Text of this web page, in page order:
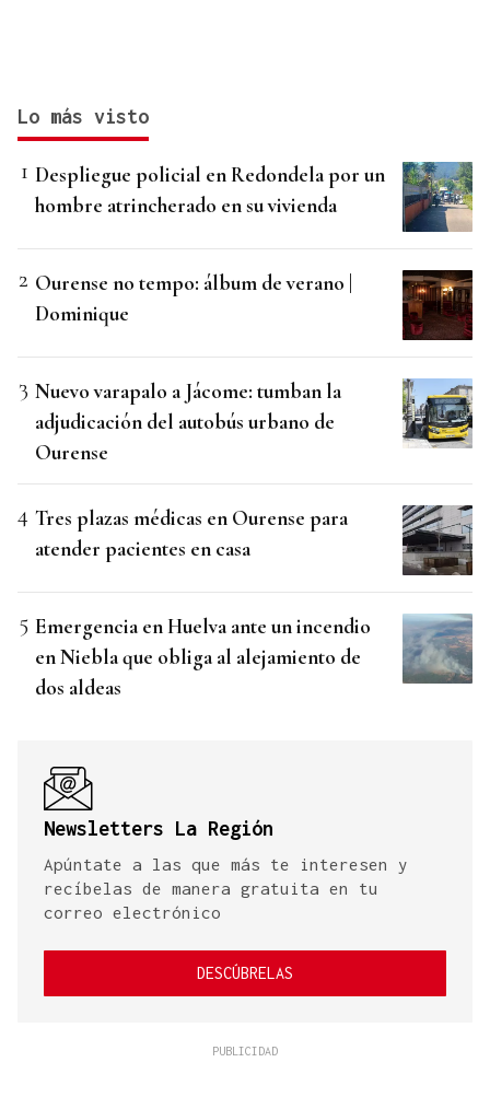
Lo más visto
Despliegue policial en Redondela por un
hombre atrincherado en su vivienda
Ourense no tempo: álbum de verano |
Dominique
Nuevo varapalo a Jácome: tumban la
adjudicación del autobús urbano de
Ourense
Tres plazas médicas en Ourense para
atender pacientes en casa
Emergencia en Huelva ante un incendio
en Niebla que obliga al alejamiento de
dos aldeas
Newsletters La Región
Apúntate a las que más te interesen y
recíbelas de manera gratuita en tu
correo electrónico
DESCÚBRELAS